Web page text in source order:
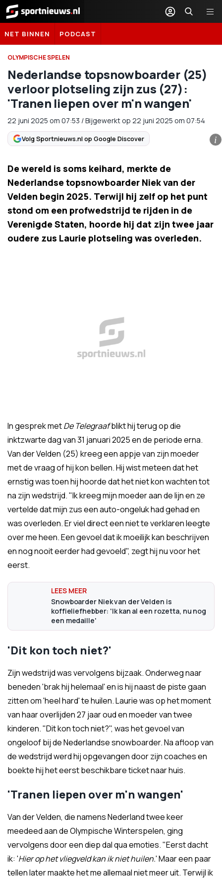
Sportnieuws.nl
NET BINNEN PODCAST
OLYMPISCHE SPELEN
Nederlandse topsnowboarder (25)
verloor plotseling zijn zus (27):
'Tranen liepen over m'n wangen'
22 juni 2025 om 07:53 /Bijgewerkt op 22 juni 2025 om 07:54
Volg Sportnieuws.nl op Google Discover i
De wereld is soms keihard, merkte de
Nederlandse topsnowboarder Niek van der
Velden begin 2025. Terwijl hij zelf op het punt
stond om een profwedstrijd te rijden in de
Verenigde Staten, hoorde hij dat zijn twee jaar
oudere zus Laurie plotseling was overleden.
In gesprek metDe Telegraafblikt hij terug op die
inktzwarte dag van 31 januari 2025 en de periode erna.
Van der Velden (25) kreeg een appje van zijn moeder
met de vraag of hij kon bellen. Hij wist meteen dat het
ernstig was toen hij hoorde dat het niet kon wachten tot
na zijn wedstrijd. "Ik kreeg mijn moeder aan de lijn en ze
vertelde dat mijn zus een auto-ongeluk had gehad en
was overleden. Er viel direct een niet te verklaren leegte
over me heen. Een gevoel dat ik moeilijk kan beschrijven
en nog nooit eerder had gevoeld", zegt hij nu voor het
eerst.
Snowboarder Niek van der Velden is
koffieliefhebber: 'Ik kan al een rozetta, nu nog
een medaille'
'Dit kon toch niet?'
Zijn wedstrijd was vervolgens bijzaak. Onderweg naar
beneden 'brak hij helemaal' en is hij naast de piste gaan
zitten om 'heel hard' te huilen. Laurie was op het moment
van haar overlijden 27 jaar oud en moeder van twee
kinderen. "Dit kon toch niet?", was het gevoel van
ongeloof bij de Nederlandse snowboarder. Na afloop van
de wedstrijd werd hij opgevangen door zijn coaches en
boekte hij het eerst beschikbare ticket naar huis.
'Tranen liepen over m'n wangen'
Van der Velden, die namens Nederland twee keer
meedeed aan de Olympische Winterspelen, ging
vervolgens door een diep dal qua emoties. "Eerst dacht
ik: 'Hier op het vliegveld kan ik niet huilen.' Maar een paar
tellen later maakte het me allemaal niet meer uit. Terwijl ik